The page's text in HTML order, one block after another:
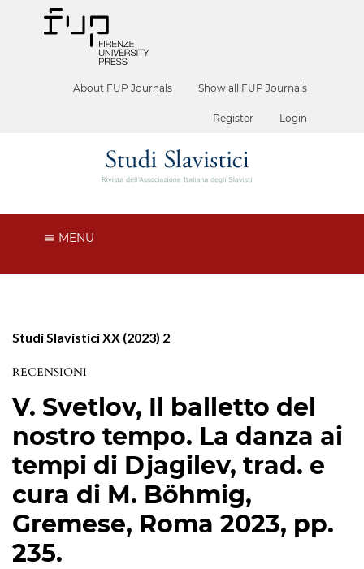
About FUP Journals Show all FUP Journals
Register Login
MENU
Studi Slavistici XX (2023) 2
RECENSIONI
V. Svetlov, Il balletto del
nostro tempo. La danza ai
tempi di Djagilev, trad. e
cura di M. Böhmig,
Gremese, Roma 2023, pp.
235.